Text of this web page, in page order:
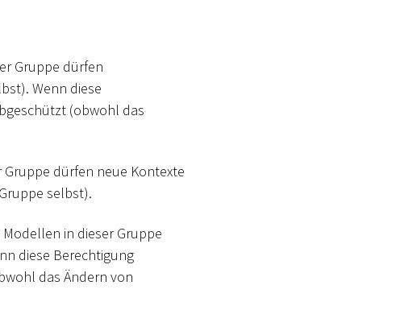
Gruppe dürfen
Wenn diese
(obwohl das
dürfen neue Kontexte
selbst).
in dieser Gruppe
diese Berechtigung
das Ändern von